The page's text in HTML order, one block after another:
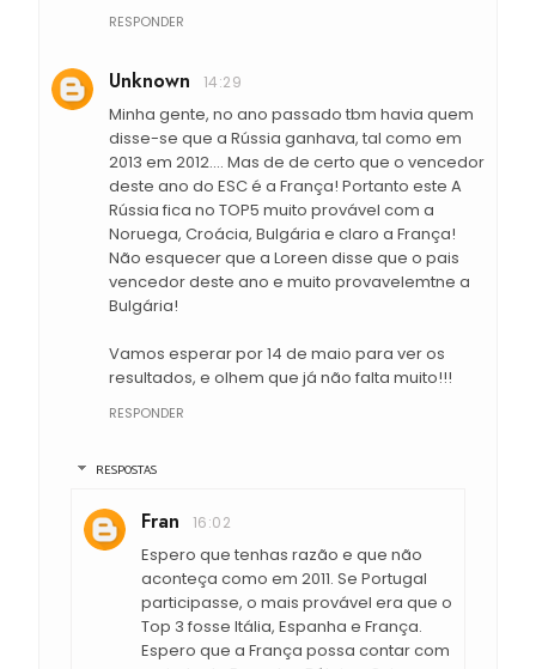
RESPONDER
Unknown 14:29
Minha gente, no ano passado tbm havia quem
disse-se que a Rússia ganhava, tal como em
2013 em 2012.... Mas de de certo que o vencedor
deste ano do ESC é a França! Portanto este A
Rússia fica no TOP5 muito provável com a
Noruega, Croácia, Bulgária e claro a França!
Não esquecer que a Loreen disse que o pais
vencedor deste ano e muito provavelemtne a
Bulgária!
Vamos esperar por 14 de maio para ver os
resultados, e olhem que já não falta muito!!!
RESPONDER
RESPOSTAS
Fran 16:02
Espero que tenhas razão e que não
aconteça como em 2011. Se Portugal
participasse, o mais provável era que o
Top 3 fosse Itália, Espanha e França.
Espero que a França possa contar com